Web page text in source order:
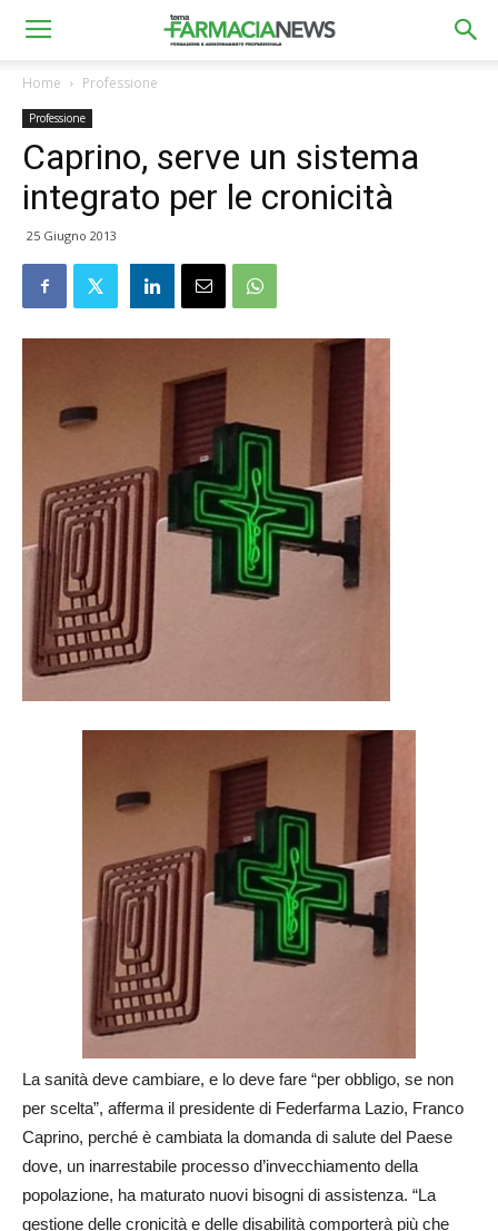
Home Professione
Professione
Caprino, serve un sistema
integrato per le cronicità
25 Giugno 2013
La sanità deve cambiare, e lo deve fare “per obbligo, se non
per scelta”, afferma il presidente di Federfarma Lazio, Franco
Caprino, perché è cambiata la domanda di salute del Paese
dove, un inarrestabile processo d’invecchiamento della
popolazione, ha maturato nuovi bisogni di assistenza. “La
gestione delle cronicità e delle disabilità comporterà più che